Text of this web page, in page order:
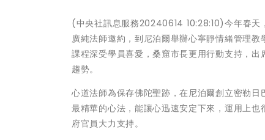
(中央社訊息服務20240614 10:28:10)今年春天
廣純法師邀約，到尼泊爾舉辦心寧靜情緒管理
課程深受學員喜愛，桑窟市長更用行動支持，
趨勢。
心道法師為保存佛陀聖跡，在尼泊爾創立密勒日
最精華的心法，能讓心迅速安定下來，運用上
府官員大力支持。